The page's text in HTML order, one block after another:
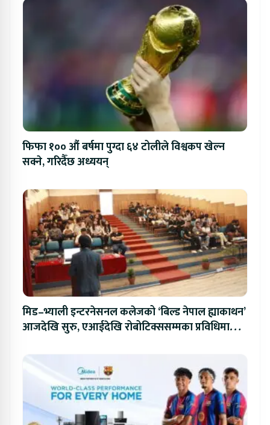
फिफा १०० औं बर्षमा पुग्दा ६४ टोलीले विश्वकप खेल्न
सक्ने, गरिदैँछ अध्ययन्
मिड–भ्याली इन्टरनेसनल कलेजको ‘बिल्ड नेपाल ह्याकाथन’
आजदेखि सुरु, एआईदेखि रोबोटिक्ससम्मका प्रविधिमा